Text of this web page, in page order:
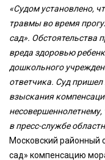
«Судом установлено,
травмы во время
сад». Обстоятельства
вреда здоровью
дошкольного
ответчика. Суд
взыскания
в пресс-службе
Московский
сад» компенсацию